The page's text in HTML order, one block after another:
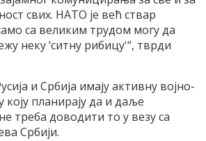
свих. НАТО је већ ствар
са великим трудом могу да
неку ‘ситну рибицу'“, тврди
и Србија имају активну војно-
коју планирају да и даље
треба доводити то у везу са
Србији.